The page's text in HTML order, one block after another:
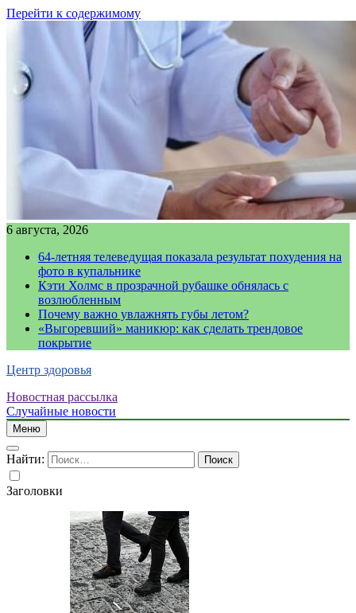
Перейти к содержимому
6 августа, 2026
64-летняя телеведущая показала результат похудения на
фото в купальнике
Кэти Холмс в прозрачной рубашке обнялась с
возлюбленным
Почему важно увлажнять губы летом?
«Выгоревший» маникюр: как сделать трендовое
покрытие
Центр здоровья
Новостная рассылка
Случайные новости
Меню
Найти:
Заголовки